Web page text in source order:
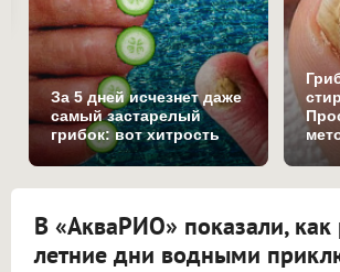
За 5 дней исчезнет даже
самый застарелый
грибок: вот хитрость
В «АкваРИО» показали, как
летние дни водными